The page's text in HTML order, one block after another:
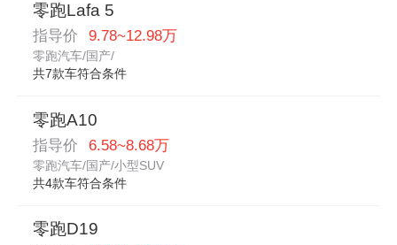
零跑Lafa 5
指导价 9.78~12.98万
零跑汽车/国产/
共7款车符合条件
零跑A10
指导价 6.58~8.68万
零跑汽车/国产/小型SUV
共4款车符合条件
零跑D19